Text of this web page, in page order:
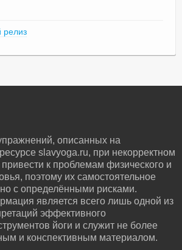
описанных на
slavyoga.ru, при некорректном
к проблемам физического и
поэтому их самостоятельное
с определёнными рисками.
является всего лишь одной из
эффективного
йоги и служит не более
и конспективным материалом.